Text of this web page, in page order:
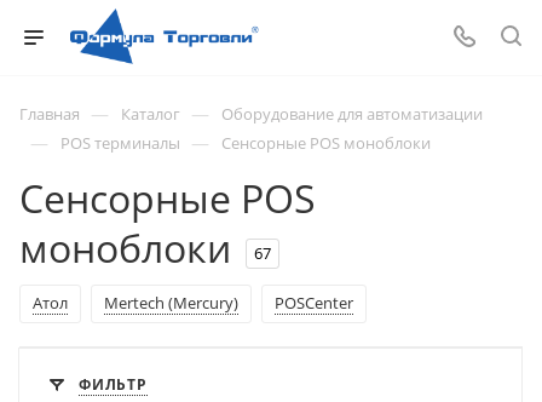
Главная — Каталог — Оборудование для автоматизации
— POS терминалы — Сенсорные POS моноблоки
Сенсорные POS
моноблоки
67
Атол Mertech (Mercury) POSCenter
ФИЛЬТР